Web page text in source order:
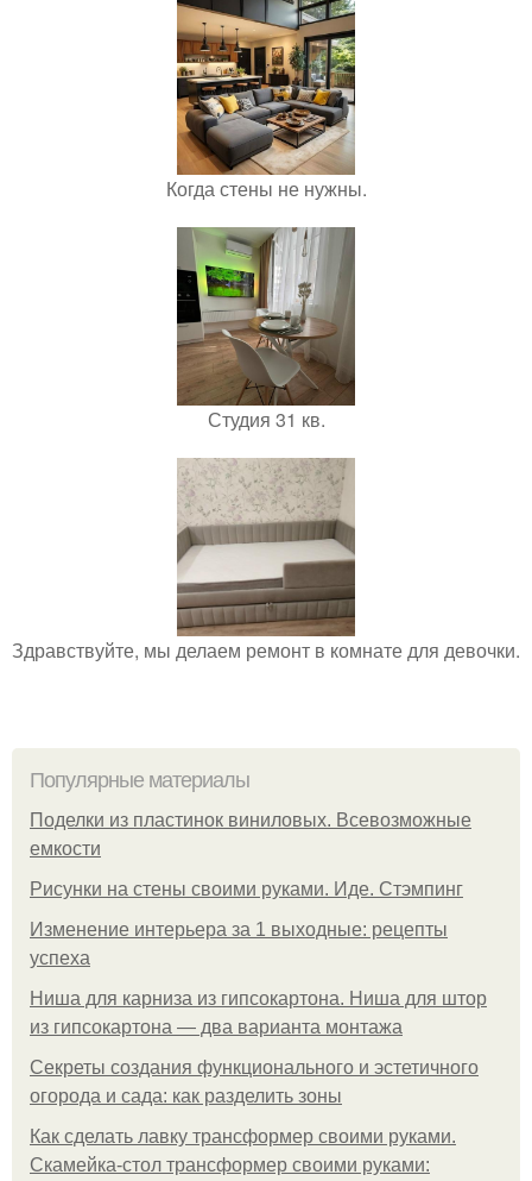
Когда стены не нужны.
Студия 31 кв.
Здравствуйте, мы делаем ремонт в комнате для девочки.
Популярные материалы
Поделки из пластинок виниловых. Всевозможные
емкости
Рисунки на стены своими руками. Иде. Стэмпинг
Изменение интерьера за 1 выходные: рецепты
успеха
Ниша для карниза из гипсокартона. Ниша для штор
из гипсокартона — два варианта монтажа
Секреты создания функционального и эстетичного
огорода и сада: как разделить зоны
Как сделать лавку трансформер своими руками.
Скамейка-стол трансформер своими руками: